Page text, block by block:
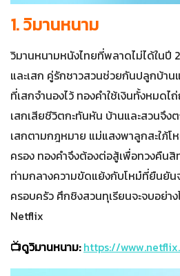
1. วิมานหนาม
วิมานหนามหนังไทยที่พลาดไม่ได้ในปี
และเสก คู่รักชาวสวนช่วยกันปลูกบ้า
ที่เสกจำนองไว้ ทองคำใช้เงินทั้งหมด
เสกเสียชีวิตกะทันหัน บ้านและสวนจึง
เสกตามกฎหมาย แม่แสงพาลูกสะใภ้โ
ครอง ทองคำจึงต้องต่อสู้เพื่อทวงคืนสิ
ท่ามกลางความขัดแย้งกับโหม๋ที่ยืนยัน
ครอบครัว ศึกชิงสวนทุเรียนจะจบอย่
Netflix
📺ดูวิมานหนาม: https://